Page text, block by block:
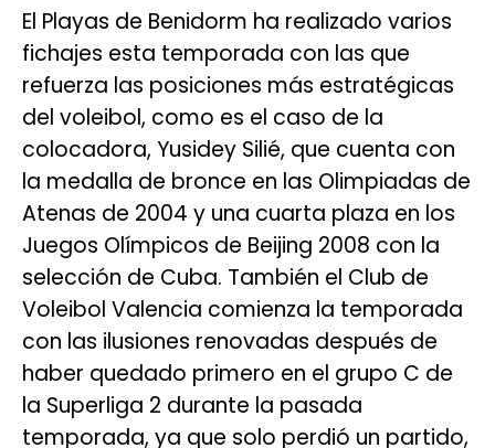
El Playas de Benidorm ha realizado varios
fichajes esta temporada con las que
refuerza las posiciones más estratégicas
del voleibol, como es el caso de la
colocadora, Yusidey Silié, que cuenta con
la medalla de bronce en las Olimpiadas de
Atenas de 2004 y una cuarta plaza en los
Juegos Olímpicos de Beijing 2008 con la
selección de Cuba. También el Club de
Voleibol Valencia comienza la temporada
con las ilusiones renovadas después de
haber quedado primero en el grupo C de
la Superliga 2 durante la pasada
temporada, ya que solo perdió un partido,